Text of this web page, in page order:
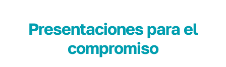
Presentaciones para el
compromiso